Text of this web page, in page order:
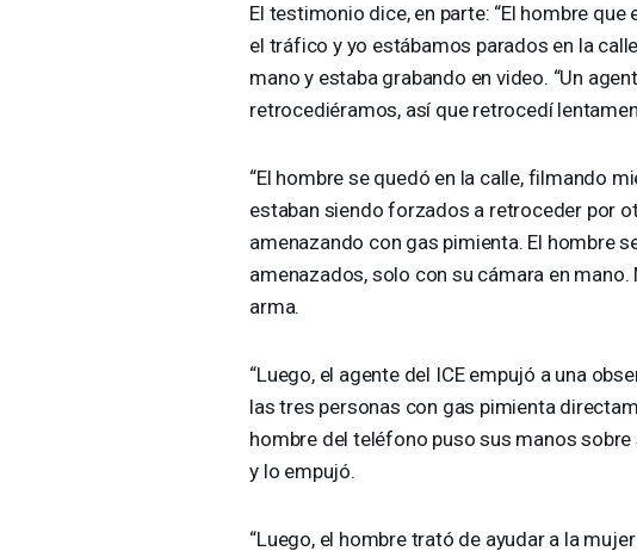
El testimonio dice, en parte: “El hombre
el tráfico y yo estábamos parados en la
mano y estaba grabando en video. “Un
retrocediéramos, así que retrocedí
“El hombre se quedó en la calle, filmando
estaban siendo forzados a retroceder por
amenazando con gas pimienta. El hombre
amenazados, solo con su cámara en
arma.
“Luego, el agente del ICEempujó a una
las tres personas con gas pimienta
hombre del teléfono puso sus manos
y lo empujó.
“Luego, el hombre trató de ayudar a la